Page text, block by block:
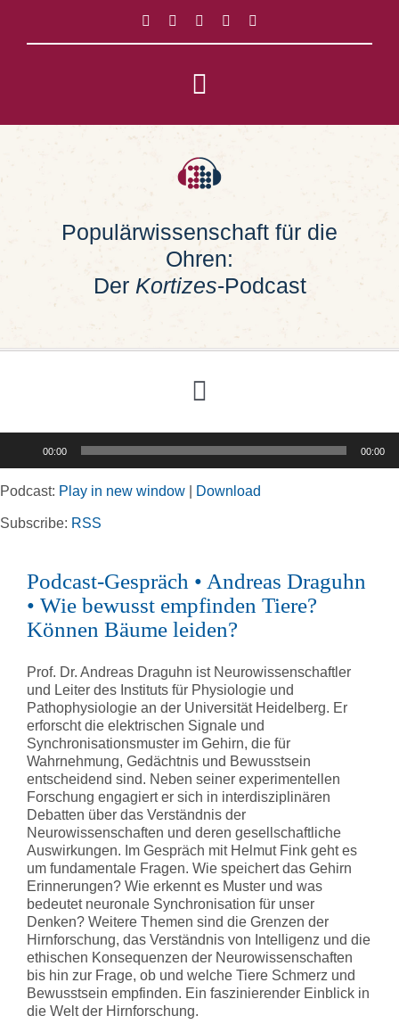
springen
Toggle
Navigation
Impressum
Populärwissenschaft für die
Ohren:
Der Kortizes-Podcast
Toggle
Navigation
Rubriken
Kortizes Website
00:00 00:00
Podcast: Play in new window Download
Subscribe: RSS
Podcast-Gespräch • Andreas Draguhn
• Wie bewusst empfinden Tiere?
Können Bäume leiden?
Prof. Dr. Andreas Draguhn ist Neurowissenschaftler
und Leiter des Instituts für Physiologie und
Pathophysiologie an der Universität Heidelberg. Er
erforscht die elektrischen Signale und
Synchronisationsmuster im Gehirn, die für
Wahrnehmung, Gedächtnis und Bewusstsein
entscheidend sind. Neben seiner experimentellen
Forschung engagiert er sich in interdisziplinären
Debatten über das Verständnis der
Neurowissenschaften und deren gesellschaftliche
Auswirkungen. Im Gespräch mit Helmut Fink geht es
um fundamentale Fragen. Wie speichert das Gehirn
Erinnerungen? Wie erkennt es Muster und was
bedeutet neuronale Synchronisation für unser
Denken? Weitere Themen sind die Grenzen der
Hirnforschung, das Verständnis von Intelligenz und die
ethischen Konsequenzen der Neurowissenschaften
bis hin zur Frage, ob und welche Tiere Schmerz und
Bewusstsein empfinden. Ein faszinierender Einblick in
die Welt der Hirnforschung.